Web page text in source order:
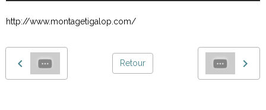
http://www.montagetigalop.com/
Retour